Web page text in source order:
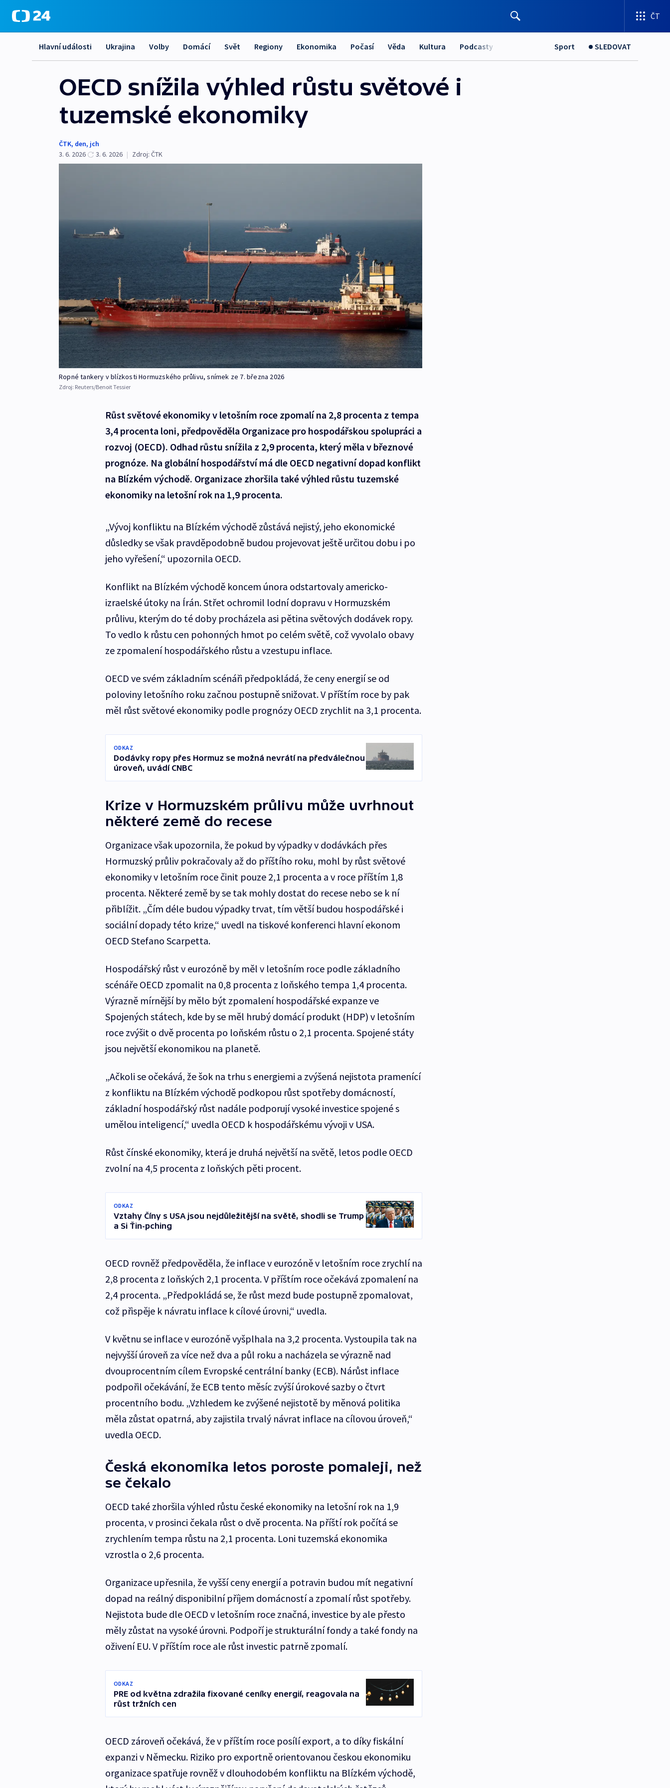
ČT
Hlavní události Ukrajina Volby Domácí Svět Regiony Ekonomika Počasí Věda Kultura Podcasty Sport SLEDOVAT
OECD snížila výhled růstu světové i
tuzemské ekonomiky
ČTK, den, jch
3. 6. 2026
3. 6. 2026 | Zdroj: ČTK
Ropné tankery v blízkosti Hormuzského průlivu, snímek ze 7. března 2026
Zdroj: Reuters/Benoit Tessier
Růst světové ekonomiky v letošním roce zpomalí na 2,8 procenta z tempa
3,4 procenta loni, předpověděla Organizace pro hospodářskou spolupráci a
rozvoj (OECD). Odhad růstu snížila z 2,9 procenta, který měla v březnové
prognóze. Na globální hospodářství má dle OECD negativní dopad konflikt
na Blízkém východě. Organizace zhoršila také výhled růstu tuzemské
ekonomiky na letošní rok na 1,9 procenta.
„Vývoj konfliktu na Blízkém východě zůstává nejistý, jeho ekonomické
důsledky se však pravděpodobně budou projevovat ještě určitou dobu i po
jeho vyřešení,“ upozornila OECD.
Konflikt na Blízkém východě koncem února odstartovaly americko-
izraelské útoky na Írán. Střet ochromil lodní dopravu v Hormuzském
průlivu, kterým do té doby procházela asi pětina světových dodávek ropy.
To vedlo k růstu cen pohonných hmot po celém světě, což vyvolalo obavy
ze zpomalení hospodářského růstu a vzestupu inflace.
OECD ve svém základním scénáři předpokládá, že ceny energií se od
poloviny letošního roku začnou postupně snižovat. V příštím roce by pak
měl růst světové ekonomiky podle prognózy OECD zrychlit na 3,1 procenta.
ODKAZ
Dodávky ropy přes Hormuz se možná nevrátí na předválečnou
úroveň, uvádí CNBC
Krize v Hormuzském průlivu může uvrhnout
některé země do recese
Organizace však upozornila, že pokud by výpadky v dodávkách přes
Hormuzský průliv pokračovaly až do příštího roku, mohl by růst světové
ekonomiky v letošním roce činit pouze 2,1 procenta a v roce příštím 1,8
procenta. Některé země by se tak mohly dostat do recese nebo se k ní
přiblížit. „Čím déle budou výpadky trvat, tím větší budou hospodářské i
sociální dopady této krize,“ uvedl na tiskové konferenci hlavní ekonom
OECD Stefano Scarpetta.
Hospodářský růst v eurozóně by měl v letošním roce podle základního
scénáře OECD zpomalit na 0,8 procenta z loňského tempa 1,4 procenta.
Výrazně mírnější by mělo být zpomalení hospodářské expanze ve
Spojených státech, kde by se měl hrubý domácí produkt (HDP) v letošním
roce zvýšit o dvě procenta po loňském růstu o 2,1 procenta. Spojené státy
jsou největší ekonomikou na planetě.
„Ačkoli se očekává, že šok na trhu s energiemi a zvýšená nejistota pramenící
z konfliktu na Blízkém východě podkopou růst spotřeby domácností,
základní hospodářský růst nadále podporují vysoké investice spojené s
umělou inteligencí,“ uvedla OECD k hospodářskému vývoji v USA.
Růst čínské ekonomiky, která je druhá největší na světě, letos podle OECD
zvolní na 4,5 procenta z loňských pěti procent.
ODKAZ
Vztahy Číny s USA jsou nejdůležitější na světě, shodli se Trump
a Si Ťin-pching
OECD rovněž předpověděla, že inflace v eurozóně v letošním roce zrychlí na
2,8 procenta z loňských 2,1 procenta. V příštím roce očekává zpomalení na
2,4 procenta. „Předpokládá se, že růst mezd bude postupně zpomalovat,
což přispěje k návratu inflace k cílové úrovni,“ uvedla.
V květnu se inflace v eurozóně vyšplhala na 3,2 procenta. Vystoupila tak na
nejvyšší úroveň za více než dva a půl roku a nacházela se výrazně nad
dvouprocentním cílem Evropské centrální banky (ECB). Nárůst inflace
podpořil očekávání, že ECB tento měsíc zvýší úrokové sazby o čtvrt
procentního bodu. „Vzhledem ke zvýšené nejistotě by měnová politika
měla zůstat opatrná, aby zajistila trvalý návrat inflace na cílovou úroveň,“
uvedla OECD.
Česká ekonomika letos poroste pomaleji, než
se čekalo
OECD také zhoršila výhled růstu české ekonomiky na letošní rok na 1,9
procenta, v prosinci čekala růst o dvě procenta. Na příští rok počítá se
zrychlením tempa růstu na 2,1 procenta. Loni tuzemská ekonomika
vzrostla o 2,6 procenta.
Organizace upřesnila, že vyšší ceny energií a potravin budou mít negativní
dopad na reálný disponibilní příjem domácností a zpomalí růst spotřeby.
Nejistota bude dle OECD v letošním roce značná, investice by ale přesto
měly zůstat na vysoké úrovni. Podpoří je strukturální fondy a také fondy na
oživení EU. V příštím roce ale růst investic patrně zpomalí.
ODKAZ
PRE od května zdražila fixované ceníky energií, reagovala na
růst tržních cen
OECD zároveň očekává, že v příštím roce posílí export, a to díky fiskální
expanzi v Německu. Riziko pro exportně orientovanou českou ekonomiku
organizace spatřuje rovněž v dlouhodobém konfliktu na Blízkém východě,